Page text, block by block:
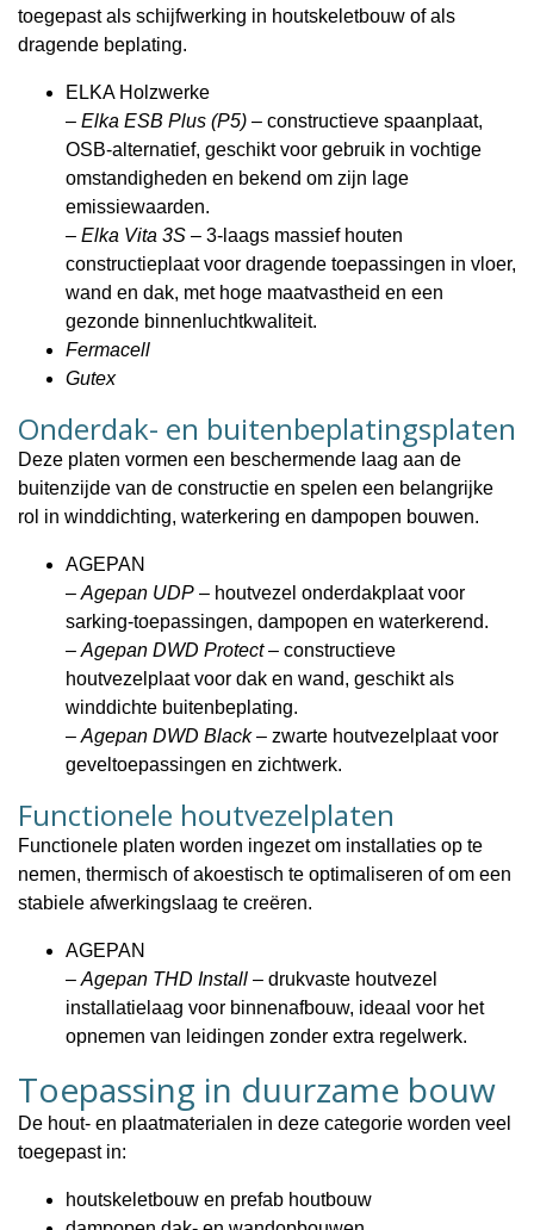
toegepast als schijfwerking in houtskeletbouw of als
dragende beplating.
ELKA Holzwerke
– Elka ESB Plus (P5) – constructieve spaanplaat,
OSB-alternatief, geschikt voor gebruik in vochtige
omstandigheden en bekend om zijn lage
emissiewaarden.
– Elka Vita 3S – 3-laags massief houten
constructieplaat voor dragende toepassingen in vloer,
wand en dak, met hoge maatvastheid en een
gezonde binnenluchtkwaliteit.
Fermacell
Gutex
Onderdak- en buitenbeplatingsplaten
Deze platen vormen een beschermende laag aan de
buitenzijde van de constructie en spelen een belangrijke
rol in winddichting, waterkering en dampopen bouwen.
AGEPAN
– Agepan UDP – houtvezel onderdakplaat voor
sarking-toepassingen, dampopen en waterkerend.
– Agepan DWD Protect– constructieve
houtvezelplaat voor dak en wand, geschikt als
winddichte buitenbeplating.
– Agepan DWD Black– zwarte houtvezelplaat voor
geveltoepassingen en zichtwerk.
Functionele houtvezelplaten
Functionele platen worden ingezet om installaties op te
nemen, thermisch of akoestisch te optimaliseren of om een
stabiele afwerkingslaag te creëren.
AGEPAN
– Agepan THD Install – drukvaste houtvezel
installatielaag voor binnenafbouw, ideaal voor het
opnemen van leidingen zonder extra regelwerk.
Toepassing in duurzame bouw
De hout- en plaatmaterialen in deze categorie worden veel
toegepast in:
houtskeletbouw en prefab houtbouw